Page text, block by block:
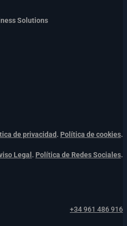
Solutions
de privacidad . Política de cookies.
Legal . Política de Redes Sociales.
+34 961 486 916